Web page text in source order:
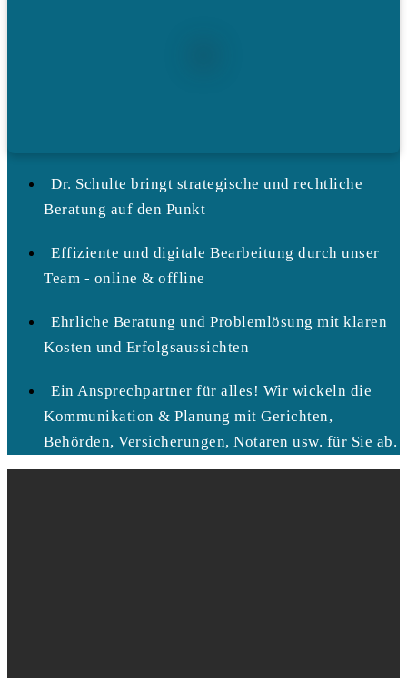
Dr. Schulte bringt strategische und rechtliche
Beratung auf den Punkt
Effiziente und digitale Bearbeitung durch unser
Team - online & offline
Ehrliche Beratung und Problemlösung mit klaren
Kosten und Erfolgsaussichten
Ein Ansprechpartner für alles! Wir wickeln die
Kommunikation & Planung mit Gerichten,
Behörden, Versicherungen, Notaren usw. für Sie ab.